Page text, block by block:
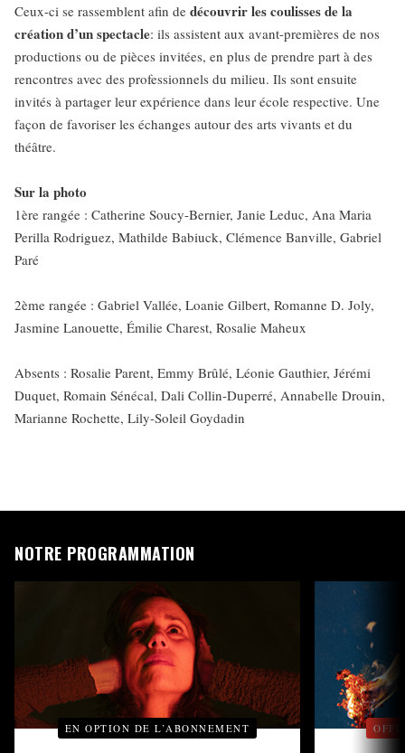
Ceux-ci se rassemblent afin de découvrirles coulisses de la
création d’un spectacle: ils assistent aux avant-premières de nos
productions ou de pièces invitées, en plus de prendre part à des
rencontres avec des professionnels du milieu. Ils sont ensuite
invités à partager leur expérience dans leur école respective. Une
façon de favoriser les échanges autour des arts vivants et du
théâtre.
Sur la photo
1ère rangée : Catherine Soucy-Bernier, Janie Leduc, Ana Maria
Perilla Rodriguez, Mathilde Babiuck, Clémence Banville, Gabriel
Paré
2ème rangée : Gabriel Vallée, Loanie Gilbert, Romanne D. Joly,
Jasmine Lanouette, Émilie Charest, Rosalie Maheux
Absents : Rosalie Parent, Emmy Brûlé, Léonie Gauthier, Jérémi
Duquet, Romain Sénécal, Dali Collin-Duperré, Annabelle Drouin,
Marianne Rochette, Lily-Soleil Goydadin
NOTRE PROGRAMMATION
EN OPTION DE L’ABONNEMENT